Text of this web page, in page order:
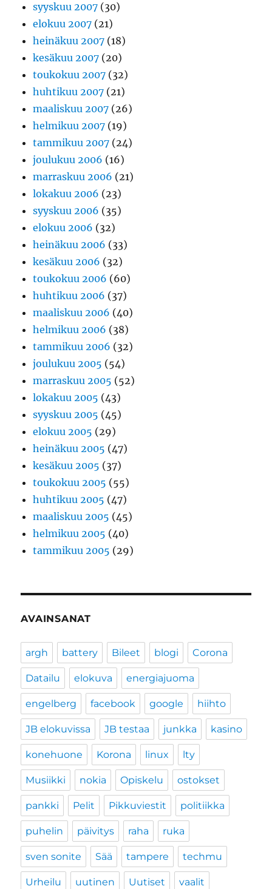
syyskuu 2007 (30)
elokuu 2007 (21)
heinäkuu 2007 (18)
kesäkuu 2007 (20)
toukokuu 2007 (32)
huhtikuu 2007 (21)
maaliskuu 2007 (26)
helmikuu 2007 (19)
tammikuu 2007 (24)
joulukuu 2006 (16)
marraskuu 2006 (21)
lokakuu 2006 (23)
syyskuu 2006 (35)
elokuu 2006 (32)
heinäkuu 2006 (33)
kesäkuu 2006 (32)
toukokuu 2006 (60)
huhtikuu 2006 (37)
maaliskuu 2006 (40)
helmikuu 2006 (38)
tammikuu 2006 (32)
joulukuu 2005 (54)
marraskuu 2005 (52)
lokakuu 2005 (43)
syyskuu 2005 (45)
elokuu 2005 (29)
heinäkuu 2005 (47)
kesäkuu 2005 (37)
toukokuu 2005 (55)
huhtikuu 2005 (47)
maaliskuu 2005 (45)
helmikuu 2005 (40)
tammikuu 2005 (29)
AVAINSANAT
argh battery Bileet blogi Corona
Datailu elokuva energiajuoma
engelberg facebook google hiihto
JB elokuvissa JB testaa junkka kasino
konehuone Korona linux lty
Musiikki nokia Opiskelu ostokset
pankki Pelit Pikkuviestit politiikka
puhelin päivitys raha ruka
sven sonite Sää tampere techmu
Urheilu uutinen Uutiset vaalit